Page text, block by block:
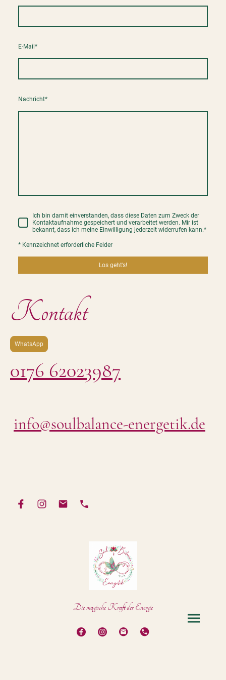
E-Mail *
Nachricht*
Ich bin damit einverstanden, dass diese Daten zum Zweck der
Kontaktaufnahme gespeichert und verarbeitet werden. Mir ist
bekannt, dass ich meine Einwilligung jederzeit widerrufen kann.*
* Kennzeichnet erforderliche Felder
Los geht’s!
Kontakt
0176 62023987
info@soulbalance-energetik.de
WhatsApp
Die magische Kraft der Energie